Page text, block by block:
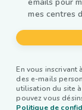
mes centres
En vous inscrivant
des e-mails
utilisation du site
pouvez vous
Politique de